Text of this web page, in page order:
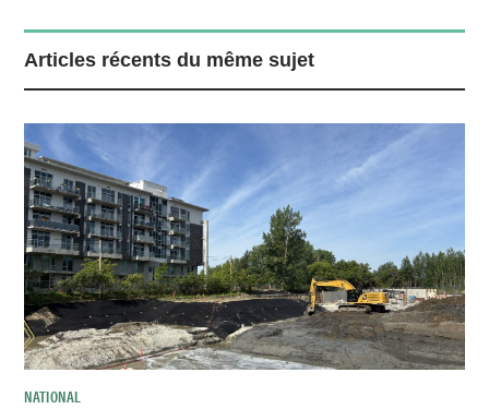
Articles récents du même sujet
NATIONAL